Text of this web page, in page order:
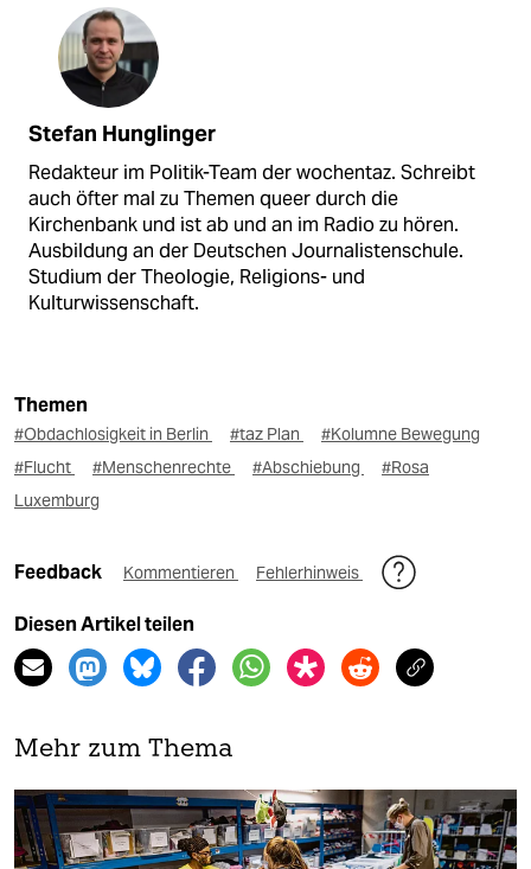
Stefan Hunglinger
Redakteur im Politik-Team der wochentaz. Schreibt
auch öfter mal zu Themen queer durch die
Kirchenbank und ist ab und an im Radio zu hören.
Ausbildung an der Deutschen Journalistenschule.
Studium der Theologie, Religions- und
Kulturwissenschaft.
Themen
#Obdachlosigkeit in Berlin #taz Plan
#Kolumne Bewegung
#Flucht
#Menschenrechte #Abschiebung
#Rosa
Luxemburg
Feedback Kommentieren Fehlerhinweis
Diesen Artikel teilen
Mehr zum Thema